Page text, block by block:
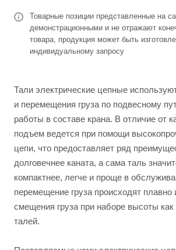
Товарные позиции представленные на
демонстрационными и не отражают
товара, продукция может быть
индивидуальному запросу
Тали электрические цепные
и перемещения груза по подвесному
работы в составе крана. В отличие от
подъем ведется при помощи
цепи, что предоставляет ряд
долговечнее каната, а сама таль
компактнее, легче и проще в
перемещение груза происходят
смещения груза при наборе высоты как
талей.